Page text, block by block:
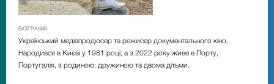
БІОГРАФІЯ
Український медіапродюсер та режисер документального кіно.
Народився в Києві у 1981 році, а з 2022 року живе в Порту,
Португалія, з родиною: дружиною та двома дітьми.